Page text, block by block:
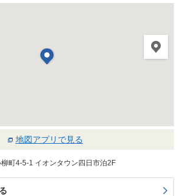
地図アプリで見る
町4-5-1 イオンタウン四日市泊2F